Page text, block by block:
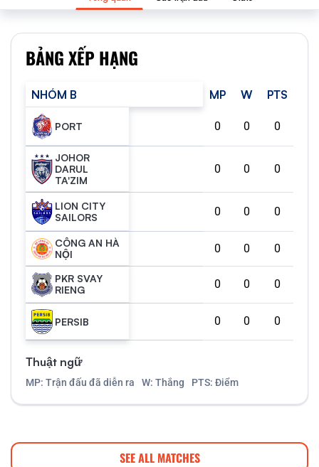
SEE ALL MATCHES
BẢNG XẾP HẠNG
NHÓM B MP W PTS
PORT 0 0 0
JOHOR
DARUL
TA'ZIM
0 0 0
LION CITY
SAILORS
0 0 0
CÔNG AN HÀ
NỘI
0 0 0
PKR SVAY
RIENG
0 0 0
PERSIB 0 0 0
Thuật ngữ
MP: Trận đấu đã diễn ra W: Thắng PTS: Điểm